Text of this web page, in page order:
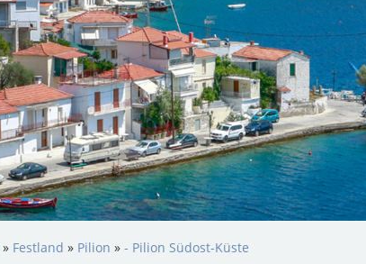
» Festland » Pilion » - Pilion Südost-Küste